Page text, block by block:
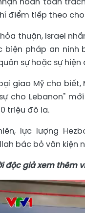
điểm tiếp theo
thuận, Israel
biện pháp an ninh
sự hoặc sự
giao Mỹ cho
cho Lebanon"
triệu đô la.
lực lượng
bác bỏ văn kiện
độc giả xem thêm